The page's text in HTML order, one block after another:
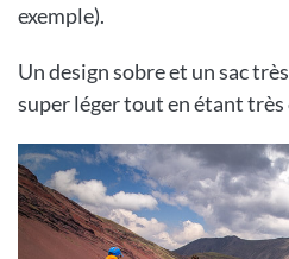
exemple).
Un design sobre et un sac
super léger tout en étant